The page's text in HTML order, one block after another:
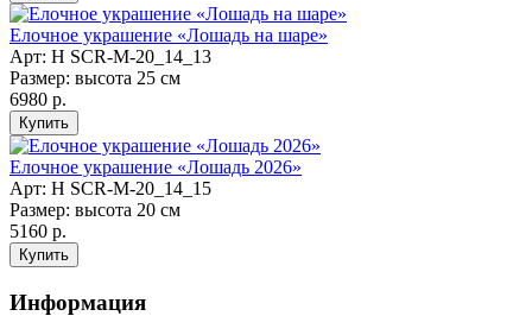
Елочное украшение «Лошадь на шаре»
Арт: H SCR-M-20_14_13
Размер: высота 25 см
6980 р.
Елочное украшение «Лошадь 2026»
Арт: H SCR-M-20_14_15
Размер: высота 20 см
5160 р.
Информация